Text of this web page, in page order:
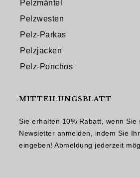
Pelzmäntel
Pelzwesten
Pelz-Parkas
Pelzjacken
Pelz-Ponchos
MITTEILUNGSBLATT
Sie erhalten 10% Rabatt, wenn Sie
Newsletter anmelden, indem Sie
eingeben! Abmeldung jederzeit